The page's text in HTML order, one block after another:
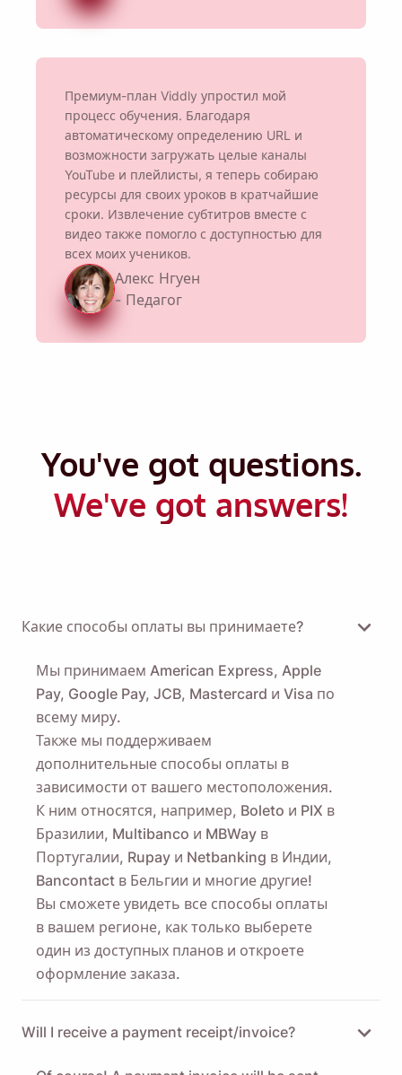
Премиум-план Viddly упростил мой
процесс обучения. Благодаря
автоматическому определению URL и
возможности загружать целые каналы
YouTube и плейлисты, я теперь собираю
ресурсы для своих уроков в кратчайшие
сроки. Извлечение субтитров вместе с
видео также помогло с доступностью для
всех моих учеников.
Алекс Нгуен
- Педагог
You've got questions.
We've got answers!
Какие способы оплаты вы принимаете?
Мы принимаем American Express, Apple
Pay, Google Pay, JCB, Mastercard и Visa по
всему миру.
Также мы поддерживаем
дополнительные способы оплаты в
зависимости от вашего местоположения.
К ним относятся, например, Boleto и PIX в
Бразилии, Multibanco и MBWay в
Португалии, Rupay и Netbanking в Индии,
Bancontact в Бельгии и многие другие!
Вы сможете увидеть все способы оплаты
в вашем регионе, как только выберете
один из доступных планов и откроете
оформление заказа.
Will I receive a payment receipt/invoice?
Устанавливая этот флажок, вы соглашаетесь с нашей
Отправлять